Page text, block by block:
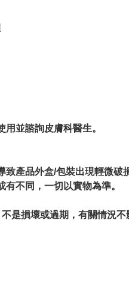
並諮詢皮膚科醫生。
產品外盒/包裝出現輕微破
不同，一切以實物為準。
是損壞或過期，有關情況